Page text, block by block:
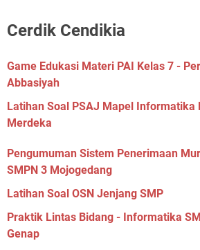
Cerdik Cendikia
Game Edukasi Materi PAI Kelas 7 -
Abbasiyah
Latihan Soal PSAJ Mapel Informatika
Merdeka
Pengumuman Sistem Penerimaan
SMPN 3 Mojogedang
Latihan Soal OSN Jenjang SMP
Praktik Lintas Bidang - Informatika
Genap